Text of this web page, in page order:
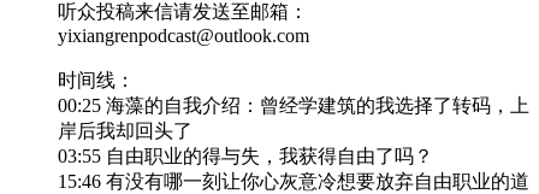
听众投稿来信请发送至邮箱：
yixiangrenpodcast@outlook.com
时间线：
00:25 海藻的自我介绍：曾经学建筑的我选择了转码，上
岸后我却回头了
03:55 自由职业的得与失，我获得自由了吗？
15:46 有没有哪一刻让你心灰意冷想要放弃自由职业的道